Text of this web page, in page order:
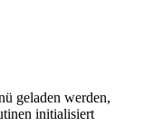
geladen werden,
initialisiert